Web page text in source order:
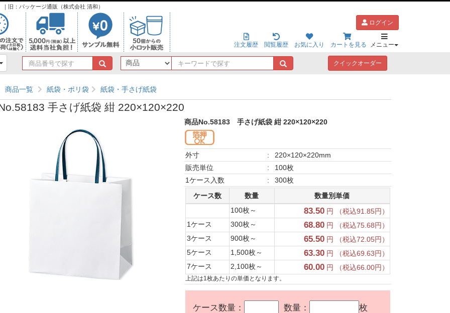
旧：パッケージ通販（株式会社 清和）
ログイン
注文履歴 閲覧履歴 お気に入り カートを見る メニュー
商
品
号
で
探
キ
ー
ド
探
クイックオーダー
商品一覧 紙袋・ポリ袋 紙袋・手さげ紙袋
手さげ紙袋 紺 220×120×220
商品No.58183 手さげ紙袋 紺 220×120×220
外寸 :
220×120×220mm
販売単位
:
100枚
1ケース入数
:
300枚
ケース数
数量
数量別単価
100枚～
83.50円 （税込91.85円）
1ケース
300枚～ 68.80円 （税込75.68円）
3ケース
900枚～ 65.50円 （税込72.05円）
5ケース
1,500枚～ 63.30円 （税込69.63円）
7ケース
2,100枚～ 60.00円 （税込66.00円）
上記は1枚あたりの単価となります。
ケース数量： 数量： 枚